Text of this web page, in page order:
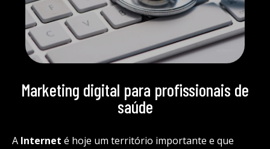
Marketing digital para profissionais de
saúde
A Internet é hoje um território importante e que